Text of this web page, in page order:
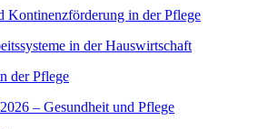
Kontinenzförderung in der Pflege
in der Hauswirtschaft
der Pflege
– Gesundheit und Pflege